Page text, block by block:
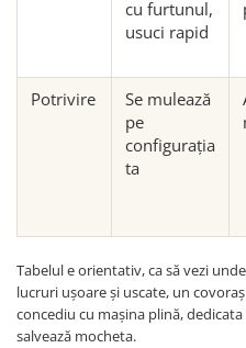
cu furtunul,
usuci rapid
Potrivire
Se mulează
pe
configurația
ta
Tabelul e orientativ, ca să vezi
lucruri ușoare și uscate, un
concediu cu mașina plină,
salvează mocheta.